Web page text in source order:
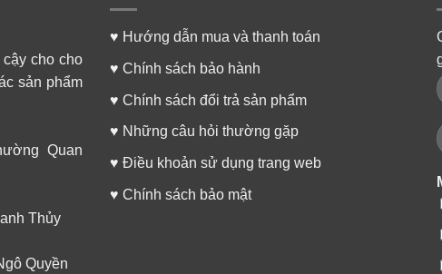
cho cho
sản phẩm
Quan
Thủy
Quyền
♥ Hướng dẫn mua và thanh toán
♥ Chính sách bảo hành
♥ Chính sách đổi trả sản phẩm
♥ Những câu hỏi thường gặp
♥ Điều khoản sử dụng trang web
♥ Chính sách bảo mật